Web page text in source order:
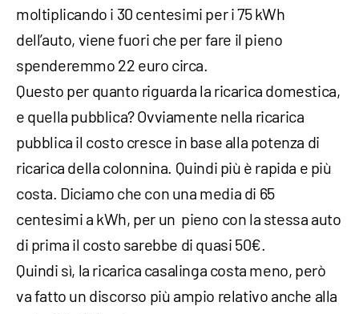
moltiplicando i 30 centesimi per i 75 kWh
dell’auto, viene fuori che per fare il pieno
spenderemmo 22 euro circa.
Questo per quanto riguarda la ricarica domestica,
e quella pubblica? Ovviamente nella ricarica
pubblica il costo cresce in base alla potenza di
ricarica della colonnina. Quindi più è rapida e più
costa. Diciamo che con una media di 65
centesimi a kWh, per un pieno con la stessa auto
di prima il costo sarebbe di quasi 50€.
Quindi sì, la ricarica casalinga costa meno, però
va fatto un discorso più ampio relativo anche alla